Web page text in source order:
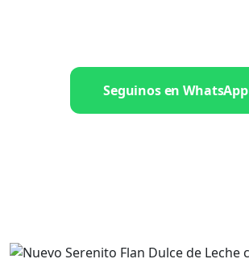
Seguinos en WhatsApp